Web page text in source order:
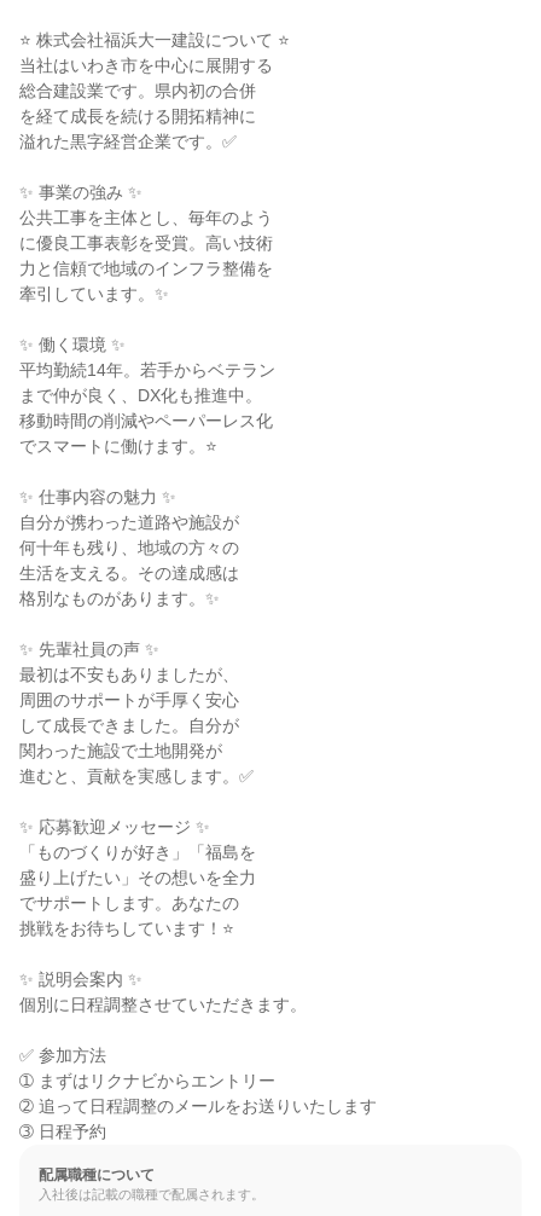
⭐ 株式会社福浜大一建設について ⭐
当社はいわき市を中心に展開する
総合建設業です。県内初の合併
を経て成長を続ける開拓精神に
溢れた黒字経営企業です。✅
✨ 事業の強み ✨
公共工事を主体とし、毎年のよう
に優良工事表彰を受賞。高い技術
力と信頼で地域のインフラ整備を
牽引しています。✨
✨ 働く環境 ✨
平均勤続14年。若手からベテラン
まで仲が良く、DX化も推進中。
移動時間の削減やペーパーレス化
でスマートに働けます。⭐
✨ 仕事内容の魅力 ✨
自分が携わった道路や施設が
何十年も残り、地域の方々の
生活を支える。その達成感は
格別なものがあります。✨
✨ 先輩社員の声 ✨
最初は不安もありましたが、
周囲のサポートが手厚く安心
して成長できました。自分が
関わった施設で土地開発が
進むと、貢献を実感します。✅
✨ 応募歓迎メッセージ ✨
「ものづくりが好き」「福島を
盛り上げたい」その想いを全力
でサポートします。あなたの
挑戦をお待ちしています！⭐
✨ 説明会案内 ✨
個別に日程調整させていただきます。
✅ 参加方法
➀ まずはリクナビからエントリー
➁ 追って日程調整のメールをお送りいたします
➂ 日程予約
配属職種について
入社後は記載の職種で配属されます。